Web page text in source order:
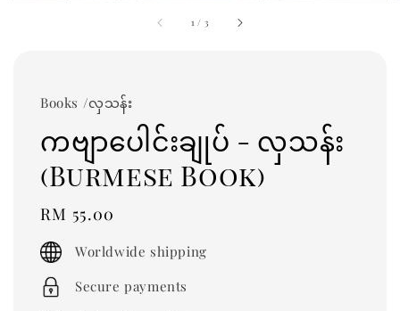
1 / 3
Books /လှသန်း
ကဗျာပေါင်းချုပ် - လှသန်း
(Burmese Book)
Regular
price
RM 55.00
Worldwide shipping
Secure payments